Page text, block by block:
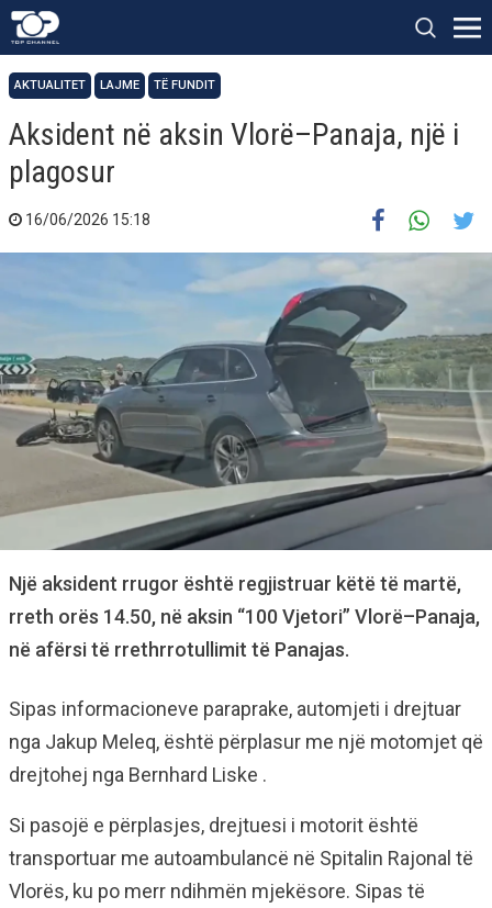
AKTUALITET LAJME TË FUNDIT
Aksident në aksin Vlorë–Panaja, një i
plagosur
16/06/2026 15:18
Një aksident rrugor është regjistruar këtë të martë,
rreth orës 14.50, në aksin “100 Vjetori” Vlorë–Panaja,
në afërsi të rrethrrotullimit të Panajas.
Sipas informacioneve paraprake, automjeti i drejtuar
nga Jakup Meleq, është përplasur me një motomjet që
drejtohej nga Bernhard Liske .
Si pasojë e përplasjes, drejtuesi i motorit është
transportuar me autoambulancë në Spitalin Rajonal të
Vlorës, ku po merr ndihmën mjekësore. Sipas të